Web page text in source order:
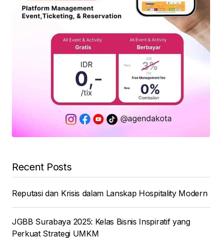
Recent Posts
Reputasi dan Krisis dalam Lanskap Hospitality Modern
JGBB Surabaya 2025: Kelas Bisnis Inspiratif yang
Perkuat Strategi UMKM